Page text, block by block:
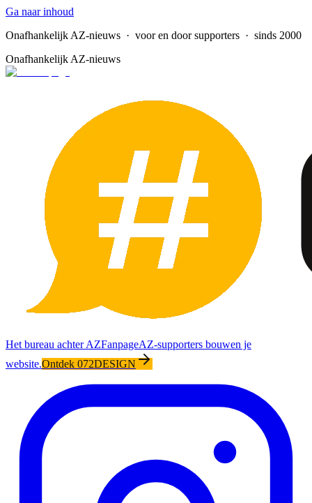
Ga naar inhoud
Onafhankelijk AZ-nieuws · voor en door supporters · sinds 2000
Onafhankelijk AZ-nieuws
Het bureau achter AZFanpageAZ-supporters bouwen je
website.Ontdek 072DESIGN